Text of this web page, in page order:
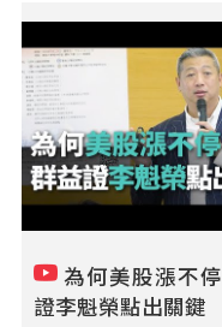
為何美股漲不
證李魁榮點出關鍵